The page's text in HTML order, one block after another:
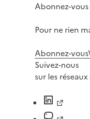
Abonnez-
Pour ne rien
Abonnez-vous
Suivez-nous
sur les